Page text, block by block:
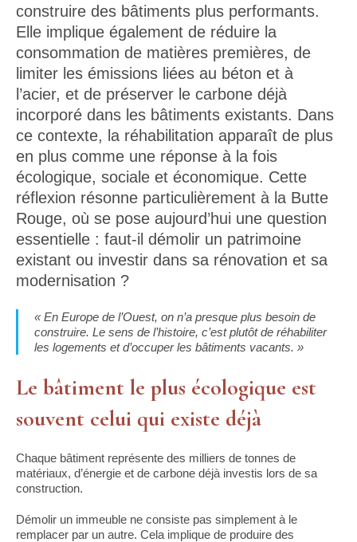
construire des bâtiments plus performants.
Elle implique également de réduire la
consommation de matières premières, de
limiter les émissions liées au béton et à
l’acier, et de préserver le carbone déjà
incorporé dans les bâtiments existants. Dans
ce contexte, la réhabilitation apparaît de plus
en plus comme une réponse à la fois
écologique, sociale et économique. Cette
réflexion résonne particulièrement à la Butte
Rouge, où se pose aujourd’hui une question
essentielle : faut-il démolir un patrimoine
existant ou investir dans sa rénovation et sa
modernisation ?
« En Europe de l’Ouest, on n’a presque plus besoin de
construire. Le sens de l’histoire, c’est plutôt de réhabiliter
les logements et d’occuper les bâtiments vacants. »
Le bâtiment le plus écologique est
souvent celui qui existe déjà
Chaque bâtiment représente des milliers de tonnes de
matériaux, d’énergie et de carbone déjà investis lors de sa
construction.
Démolir un immeuble ne consiste pas simplement à le
remplacer par un autre. Cela implique de produire des